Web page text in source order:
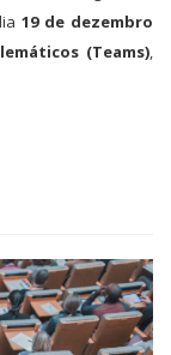
19 de dezembro
(Teams),